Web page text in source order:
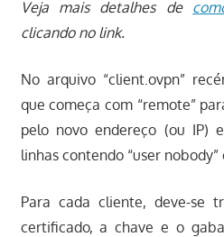
Veja mais detalhes de
clicando no link.
No arquivo “client.ovpn”
que começa com “remote”
pelo novo endereço (ou IP)
linhas contendo “user nobody”
Para cada cliente, deve-se
certificado, a chave e o